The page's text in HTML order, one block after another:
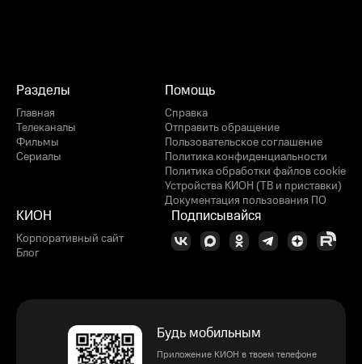
Разделы
Главная
Телеканалы
Фильмы
Сериалы
Помощь
Справка
Отправить обращение
Пользовательское соглашение
Политика конфиденциальности
Политика обработки файлов cookie
Устройства КИОН (ТВ и приставки)
Документация пользования ПО
КИОН
Корпоративный сайт
Блог
Подписывайся
Будь мобильным
Приложение КИОН в твоем телефоне